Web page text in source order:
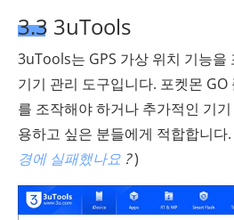
3.3 3uTools
3uTools는 GPS 가상 위치 기능을
기기 관리 도구입니다. 포켓몬 GO
를 조작해야 하거나 추가적인 기기
용하고 싶은 분들에게 적합합니다.
경에 실패했나요 ?)